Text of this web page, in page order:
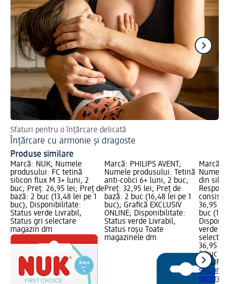
Sfaturi pentru o înțărcare delicată
Înțărcare cu armonie și dragoste
Produse similare
Marcă: NUK; Numele
produsului: FC tetină
silicon flux M 3+ luni, 2
buc; Preț: 26,95 lei; Preț de
bază: 2 buc (13,48 lei pe 1
buc); Disponibilitate:
Status verde Livrabil,
Status gri selectare
magazin dm
Marcă: PHILIPS AVENT;
Numele produsului: Tetină
anti-colici 6+ luni, 2 buc;
Preț: 32,95 lei; Preț de
bază: 2 buc (16,48 lei pe 1
buc); Grafică EXCLUSIV
ONLINE; Disponibilitate:
Status verde Livrabil,
Status roșu Toate
magazinele dm
Marcă:
Numele
din
36,95
buc
verde
36,95 lei
2 buc
PHILIPS
silicon